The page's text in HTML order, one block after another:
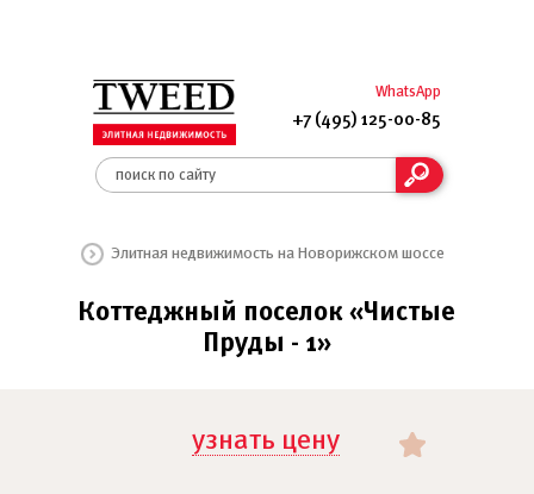
WhatsApp
+7 (495) 125-00-85
Элитная недвижимость на Новорижском шоссе
Коттеджный поселок «Чистые
Пруды - 1»
узнать цену